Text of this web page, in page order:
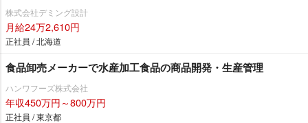
株式会社デミング設計
月給24万2,610円
正社員 / 北海道
食品卸売メーカーで水産加工食品の商品開発・生産管理
ハンワフーズ株式会社
年収450万円～800万円
正社員 / 東京都